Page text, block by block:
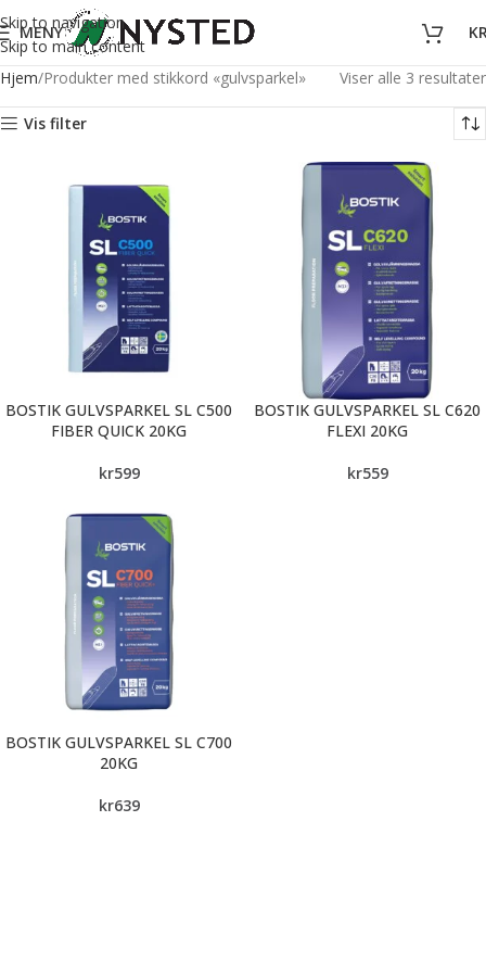
Skip to navigation
Skip to main content
MENY
Hjem Produkter med stikkord «gulvsparkel» Viser alle 3 resultater
Vis filter
BOSTIK GULVSPARKEL SL C500
FIBER QUICK 20KG
kr599
BOSTIK GULVSPARKEL SL C620
FLEXI 20KG
kr559
BOSTIK GULVSPARKEL SL C700
20KG
kr639